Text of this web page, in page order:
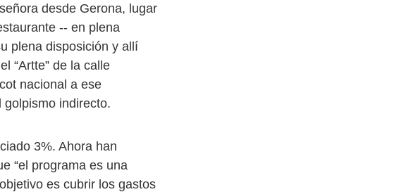
desde Gerona, lugar
-- en plena
plena disposición y allí
“Artte” de la calle
nacional a ese
indirecto.
3%. Ahora han
“el programa es una
es cubrir los gastos